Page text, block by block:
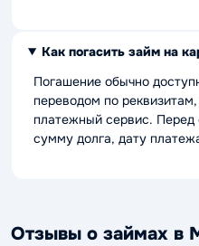
Как погасить займ на
Погашение обычно
переводом по
платежный сервис. Перед
сумму долга, дату
Отзывы о займах в